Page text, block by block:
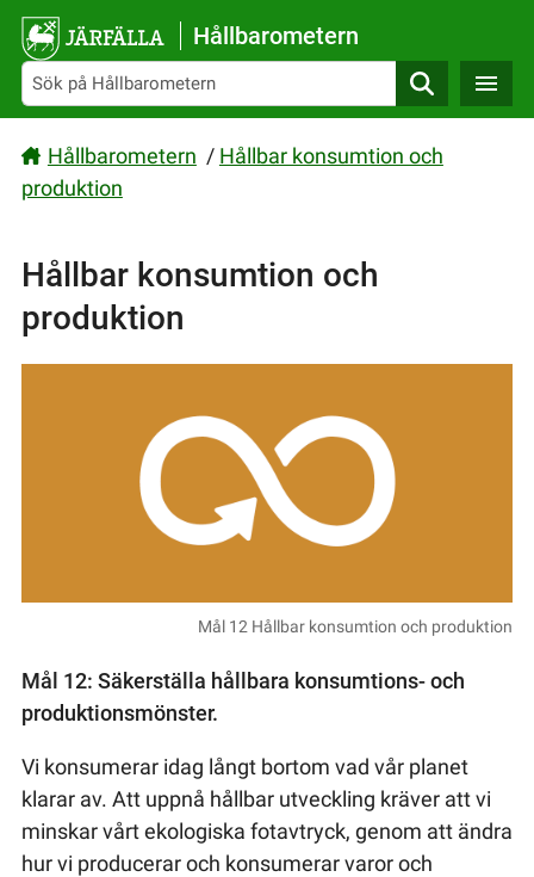
Gå direkt till sidans innehåll
Hållbarometern
Sök
Hållbarometern / Hållbar konsumtion och
produktion
Hållbar konsumtion och
produktion
Mål 12 Hållbar konsumtion och produktion
Mål 12: Säkerställa hållbara konsumtions- och
produktionsmönster.
Vi konsumerar idag långt bortom vad vår planet
klarar av. Att uppnå hållbar utveckling kräver att vi
minskar vårt ekologiska fotavtryck, genom att ändra
hur vi producerar och konsumerar varor och